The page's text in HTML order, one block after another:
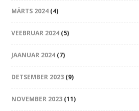
MÄRTS 2024 (4)
VEEBRUAR 2024 (5)
JAANUAR 2024 (7)
DETSEMBER 2023 (9)
NOVEMBER 2023 (11)